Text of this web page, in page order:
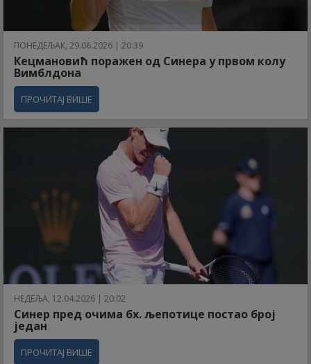
ПОНЕДЕЉАК, 29.06.2026 | 20:39
Кецмановић поражен од Синера у првом колу
Вимблдона
ПРОЧИТАЈ ВИШЕ
НЕДЕЉА, 12.04.2026 | 20:02
Синер пред очима бх. љепотице постао број
један
ПРОЧИТАЈ ВИШЕ